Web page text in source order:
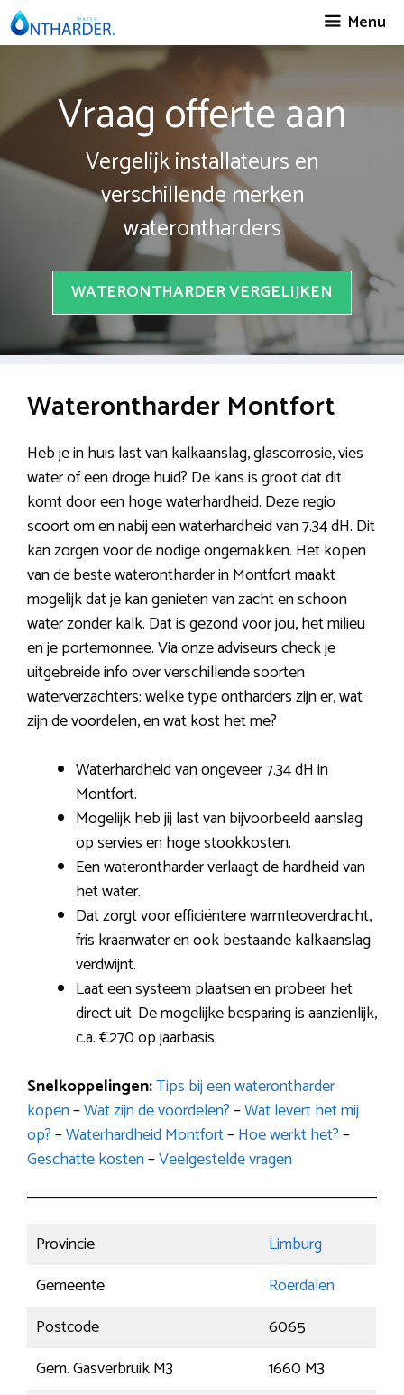
Spring
naar
Menu
Vraag offerte aan
Vergelijk installateurs en
verschillende merken
waterontharders
WATERONTHARDER VERGELIJKEN
Waterontharder Montfort
Heb je in huis last van kalkaanslag, glascorrosie, vies
water of een droge huid? De kans is groot dat dit
komt door een hoge waterhardheid. Deze regio
scoort om en nabij een waterhardheid van 7.34 dH. Dit
kan zorgen voor de nodige ongemakken. Het kopen
van de beste waterontharder in Montfort maakt
mogelijk dat je kan genieten van zacht en schoon
water zonder kalk. Dat is gezond voor jou, het milieu
en je portemonnee. Via onze adviseurs check je
uitgebreide info over verschillende soorten
waterverzachters: welke type ontharders zijn er, wat
zijn de voordelen, en wat kost het me?
Waterhardheid van ongeveer 7.34 dH in
Montfort.
Mogelijk heb jij last van bijvoorbeeld aanslag
op servies en hoge stookkosten.
Een waterontharder verlaagt de hardheid van
het water.
Dat zorgt voor efficiëntere warmteoverdracht,
fris kraanwater en ook bestaande kalkaanslag
verdwijnt.
Laat een systeem plaatsen en probeer het
direct uit. De mogelijke besparing is aanzienlijk,
c.a. €270 op jaarbasis.
Snelkoppelingen:Tips bij een waterontharder
kopen–Wat zijn de voordelen?–Wat levert het mij
op?–Waterhardheid Montfort–Hoe werkt het?–
Geschatte kosten–Veelgestelde vragen
Provincie
Limburg
Gemeente
Roerdalen
Postcode
6065
Gem. Gasverbruik M3
1660 M3